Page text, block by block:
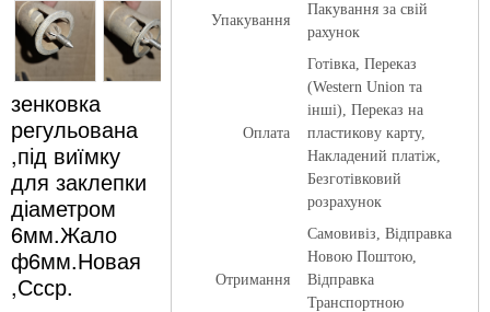
зенковка
регульована
,під виїмку
для заклепки
діаметром
6мм.Жало
ф6мм.Новая
,Ссср.
Упакування
Пакування за свій
рахунок
Оплата
Готівка, Переказ
(Western Union та
інші), Переказ на
пластикову карту,
Накладений платіж,
Безготівковий
розрахунок
Отримання
Самовивіз, Відправка
Новою Поштою,
Відправка
Транспортною